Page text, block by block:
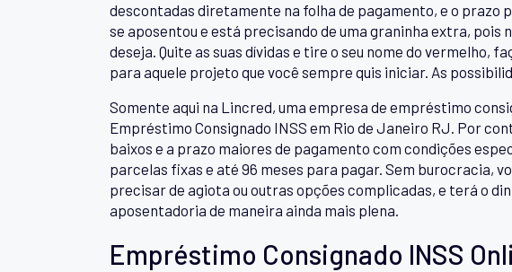
descontadas diretamente na folha de pagamento, e o prazo
se aposentou e está precisando de uma graninha extra, pois
deseja. Quite as suas dívidas e tire o seu nome do vermelho,
para aquele projeto que você sempre quis iniciar. As
Somente aqui na Lincred, uma empresa de empréstimo
Empréstimo Consignado INSS em Rio de Janeiro RJ. Por
baixos e a prazo maiores de pagamento com condições
parcelas fixas e até 96 meses para pagar. Sem burocracia,
precisar de agiota ou outras opções complicadas, e terá o
aposentadoria de maneira ainda mais plena.
Empréstimo Consignado INSS